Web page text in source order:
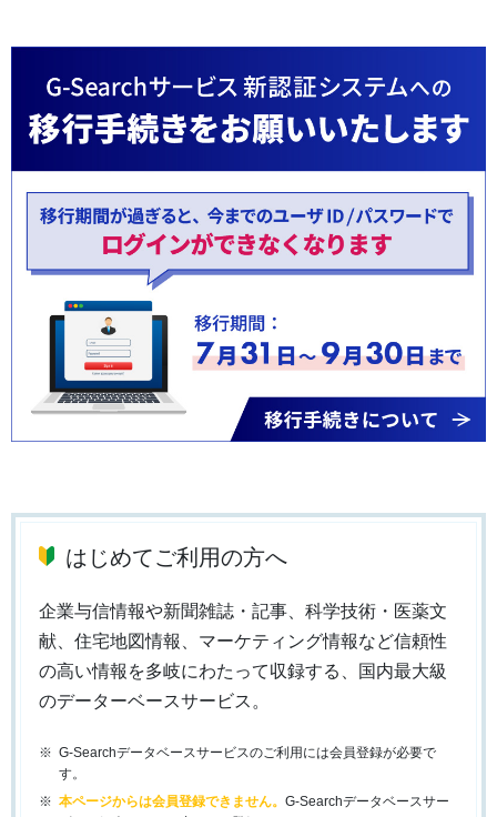
はじめてご利用の方へ
企業与信情報や新聞雑誌・記事、科学技術・医薬文
献、住宅地図情報、マーケティング情報など信頼性
の高い情報を多岐にわたって収録する、国内最大級
のデーターベースサービス。
G-Searchデータベースサービスのご利用には会員登録が必要で
す。
本ページからは会員登録できません。 G-Searchデータベースサー